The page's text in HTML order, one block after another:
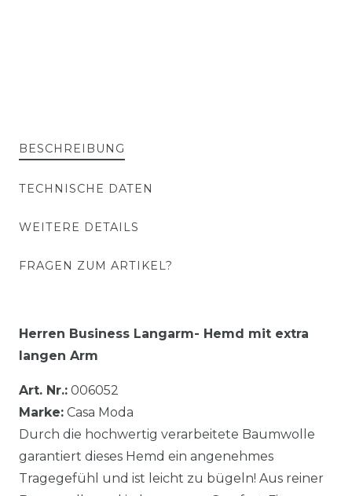
BESCHREIBUNG
TECHNISCHE DATEN
WEITERE DETAILS
FRAGEN ZUM ARTIKEL?
Herren Business Langarm- Hemd mit extra
langen Arm
Art. Nr.: 006052
Marke: Casa Moda
Durch die hochwertig verarbeitete Baumwolle
garantiert dieses Hemd ein angenehmes
Tragegefühl und ist leicht zu bügeln! Aus reiner